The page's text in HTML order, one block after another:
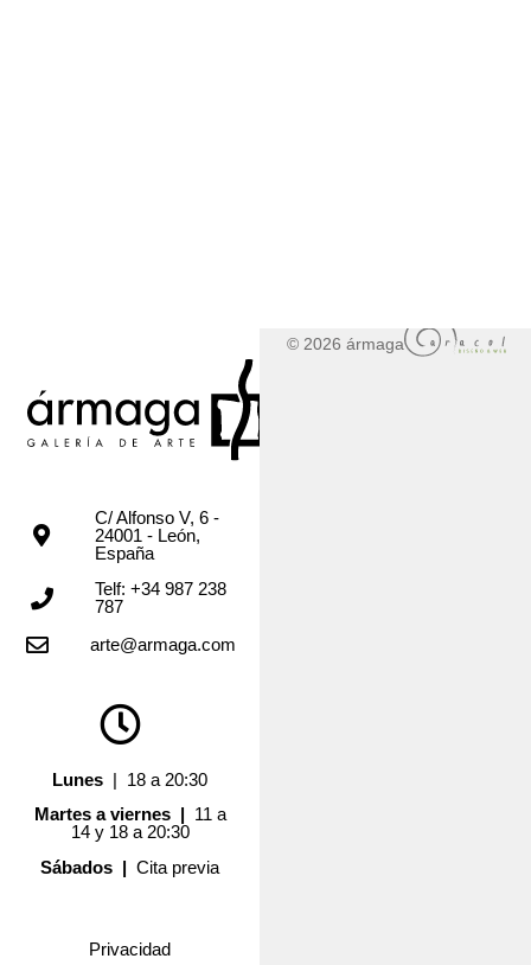
C/ Alfonso V, 6 -
24001 - León,
España
Telf: +34 987 238
787
arte@armaga.com
Lunes | 18 a 20:30
Martes a viernes | 11 a
14 y 18 a 20:30
Sábados |Cita previa
Privacidad
© 2026 ármaga